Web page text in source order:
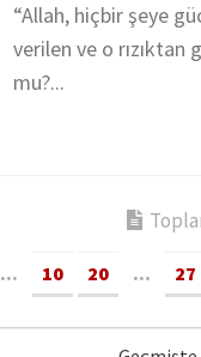
“Allah, hiçbir şeye
verilen ve o rızıktan
mu?...
... 10 20 ... 27